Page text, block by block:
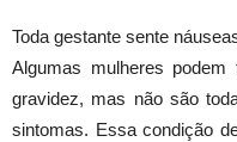
Toda gestante sente
Algumas mulheres
gravidez, mas não são
sintomas. Essa condição